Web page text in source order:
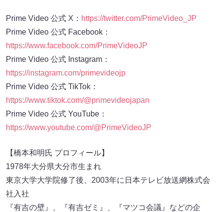
Prime Video 公式 X： https://twitter.com/PrimeVideo_JP
Prime Video 公式 Facebook：
https://www.facebook.com/PrimeVideoJP
Prime Video 公式 Instagram：
https://instagram.com/primevideojp
Prime Video 公式 TikTok：
https://www.tiktok.com/@primevideojapan
Prime Video 公式 YouTube：
https://www.youtube.com/@PrimeVideoJP
【橋本和明氏 プロフィール】
1978年大分県大分市生まれ
東京大学大学院修了後、2003年に日本テレビ放送網株式会
社入社
『有吉の壁』、『有吉ゼミ』、『マツコ会議』などの企